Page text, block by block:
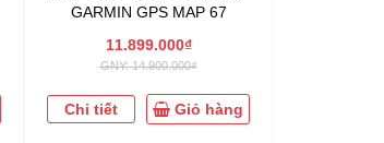
GARMIN GPS MAP 67
11.899.000₫
GNY: 14.900.000₫
Chi tiết Giỏ hàng